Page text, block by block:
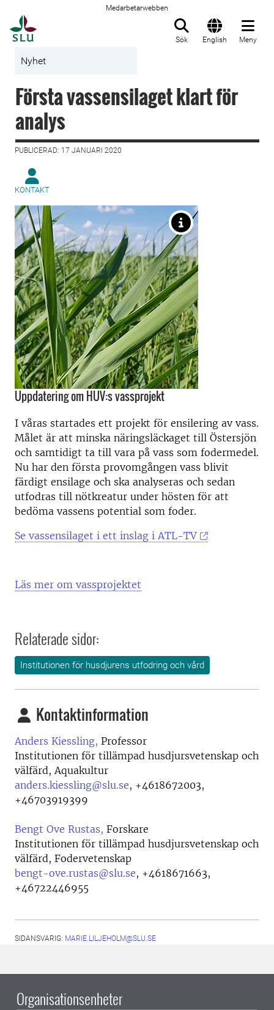
Medarbetarwebben
Sök English Meny
Nyhet
Första vassensilaget klart för
analys
PUBLICERAD: 17 JANUARI 2020
KONTAKT
Uppdatering om HUV:s vassprojekt
I våras startades ett projekt för ensilering av vass.
Målet är att minska näringsläckaget till Östersjön
och samtidigt ta till vara på vass som fodermedel.
Nu har den första provomgången vass blivit
färdigt ensilage och ska analyseras och sedan
utfodras till nötkreatur under hösten för att
bedöma vassens potential som foder.
Se vassensilaget i ett inslag i ATL-TV
Läs mer om vassprojektet
Relaterade sidor:
Institutionen för husdjurens utfodring och vård
Kontaktinformation
Anders Kiessling, Professor
Institutionen för tillämpad husdjursvetenskap och
välfärd, Aquakultur
anders.kiessling@slu.se, +4618672003,
+46703919399
Bengt Ove Rustas, Forskare
Institutionen för tillämpad husdjursvetenskap och
välfärd, Fodervetenskap
bengt-ove.rustas@slu.se, +4618671663,
+46722446955
SIDANSVARIG: MARIE.LILJEHOLM@SLU.SE
Organisationsenheter